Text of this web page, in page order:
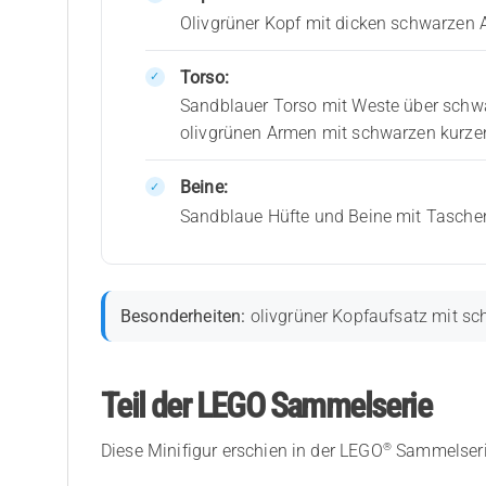
Olivgrüner Kopf mit dicken schwarzen
Torso:
Sandblauer Torso mit Weste über
olivgrünen Armen mit schwarzen
Beine:
Sandblaue Hüfte und Beine mit
Besonderheiten: olivgrüner Kopfaufsatz mit
Teil der LEGO Sammelserie
Diese Minifigur erschien in der LEGO®